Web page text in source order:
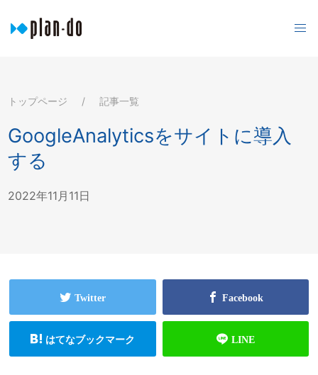
トップページ 記事一覧
GoogleAnalyticsをサイトに導入
する
2022年11月11日